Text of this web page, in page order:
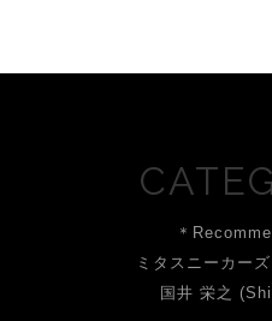
＊
ミタスニーカー
国井 栄之